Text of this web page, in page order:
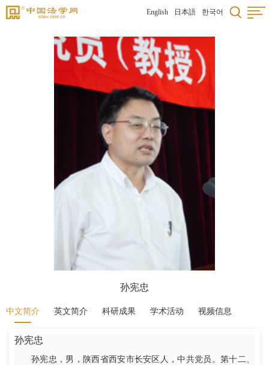
English 日本語 한국어
孙宪忠
中文简介 英文简介 科研成果 学术活动 视频信息
孙宪忠
孙宪忠，男，陕西省西安市长安区人，中共党员。第十二、